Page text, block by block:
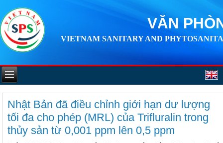
VĂN
VIETNAM SANITARY AND
Nhật Bản đã điều chỉnh giới hạn dư lượng
tối đa cho phép (MRL) của Trifluralin trong
thủy sản từ 0,001 ppm lên 0,5 ppm